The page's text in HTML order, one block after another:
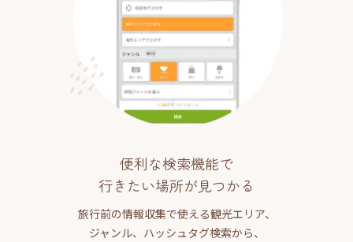
便利な検索機能で
行きたい場所が見つかる
旅行前の情報収集で使える観光エリア、
ジャンル、ハッシュタグ検索から、